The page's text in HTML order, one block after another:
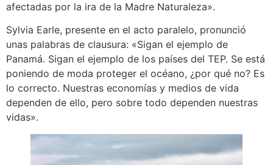
afectadas por la ira de la Madre Naturaleza».
Sylvia Earle, presente en el acto paralelo, pronunció
unas palabras de clausura: «Sigan el ejemplo de
Panamá. Sigan el ejemplo de los países del TEP. Se está
poniendo de moda proteger el océano, ¿por qué no? Es
lo correcto. Nuestras economías y medios de vida
dependen de ello, pero sobre todo dependen nuestras
vidas».